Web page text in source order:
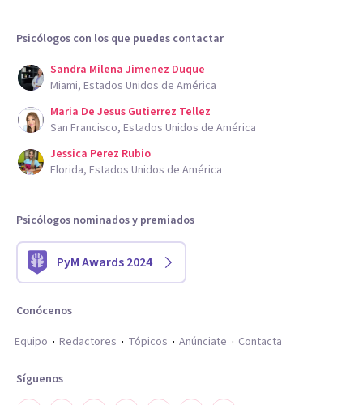
Psicólogos con los que puedes contactar
Sandra Milena Jimenez Duque
Miami, Estados Unidos de América
Maria De Jesus Gutierrez Tellez
San Francisco, Estados Unidos de América
Jessica Perez Rubio
Florida, Estados Unidos de América
Psicólogos nominados y premiados
PyM Awards 2024
Conócenos
Equipo
Redactores Tópicos Anúnciate Contacta
Síguenos